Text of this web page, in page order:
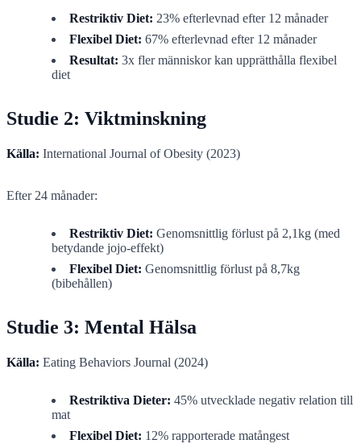
Restriktiv Diet: 23% efterlevnad efter 12 månader
Flexibel Diet: 67% efterlevnad efter 12 månader
Resultat: 3x fler människor kan upprätthålla flexibel
diet
Studie 2: Viktminskning
Källa: International Journal of Obesity (2023)
Efter 24 månader:
Restriktiv Diet: Genomsnittlig förlust på 2,1kg (med
betydande jojo-effekt)
Flexibel Diet: Genomsnittlig förlust på 8,7kg
(bibehållen)
Studie 3: Mental Hälsa
Källa: Eating Behaviors Journal (2024)
Restriktiva Dieter: 45% utvecklade negativ relation till
mat
Flexibel Diet: 12% rapporterade matångest